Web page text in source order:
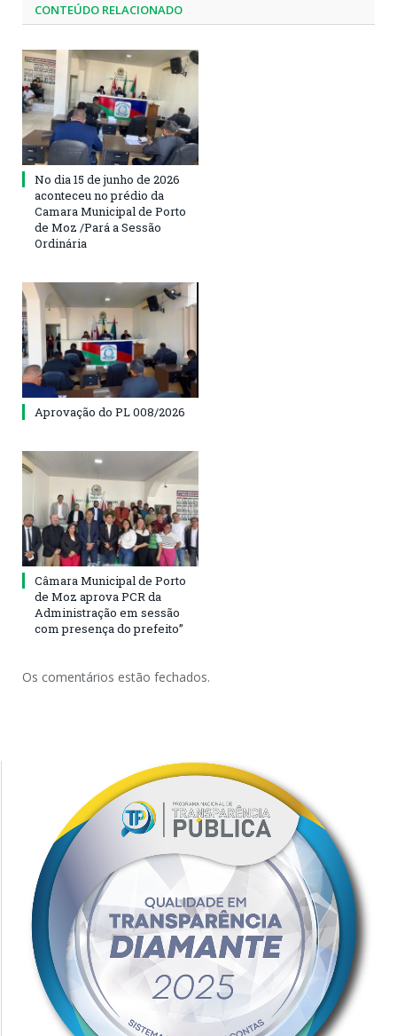
CONTEÚDO RELACIONADO
No dia 15 de junho de 2026
aconteceu no prédio da
Camara Municipal de Porto
de Moz /Pará a Sessão
Ordinária
Aprovação do PL 008/2026
Câmara Municipal de Porto
de Moz aprova PCR da
Administração em sessão
com presença do prefeito”
Os comentários estão fechados.